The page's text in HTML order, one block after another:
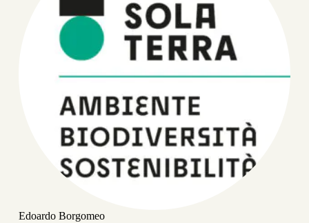
Edoardo Borgomeo